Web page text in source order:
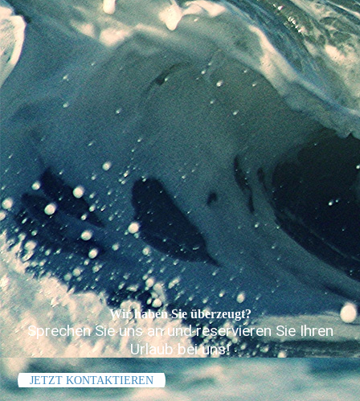
Wir haben Sie überzeugt?
Sprechen Sie uns an und reservieren Sie Ihren
Urlaub bei uns!
JETZT KONTAKTIEREN